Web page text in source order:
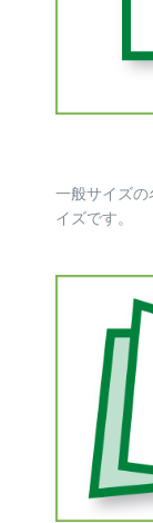
一般サイズ
イズです。